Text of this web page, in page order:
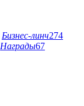
Бизнес-линч274
Награды67